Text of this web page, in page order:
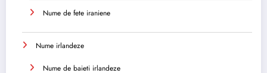
Nume de fete iraniene
Nume irlandeze
Nume de baieti irlandeze